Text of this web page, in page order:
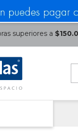
superiores a